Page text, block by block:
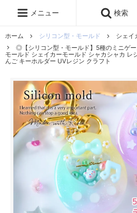
メニュー 検索
ホーム シリコン型・モールド
シェイ
◎【シリコン型・モールド】5種のミニゲ
モールド シェイカーモールド シャカシャカ レ
んご キーホルダー UVレジン クラフト